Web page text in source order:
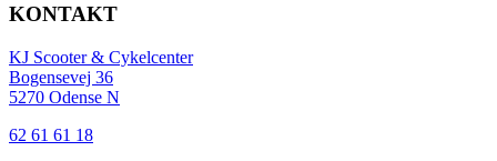
KONTAKT
KJ Scooter & Cykelcenter
Bogensevej 36
5270 Odense N
62 61 61 18